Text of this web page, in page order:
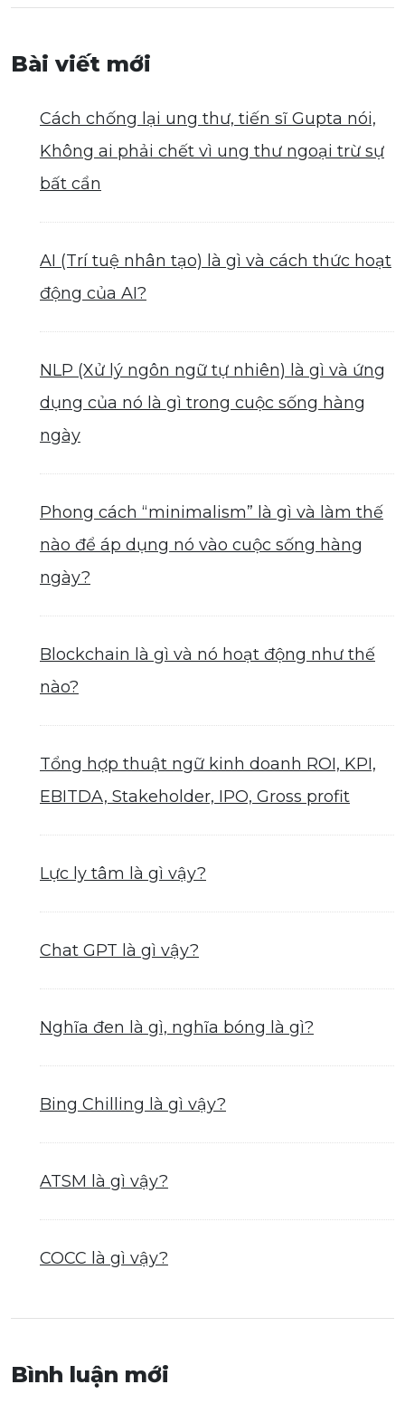
Bài viết mới
Cách chống lại ung thư, tiến sĩ Gupta nói,
Không ai phải chết vì ung thư ngoại trừ sự
bất cẩn
AI (Trí tuệ nhân tạo) là gì và cách thức hoạt
động của AI?
NLP (Xử lý ngôn ngữ tự nhiên) là gì và ứng
dụng của nó là gì trong cuộc sống hàng
ngày
Phong cách “minimalism” là gì và làm thế
nào để áp dụng nó vào cuộc sống hàng
ngày?
Blockchain là gì và nó hoạt động như thế
nào?
Tổng hợp thuật ngữ kinh doanh ROI, KPI,
EBITDA, Stakeholder, IPO, Gross profit
Lực ly tâm là gì vậy?
Chat GPT là gì vậy?
Nghĩa đen là gì, nghĩa bóng là gì?
Bing Chilling là gì vậy?
ATSM là gì vậy?
COCC là gì vậy?
Bình luận mới